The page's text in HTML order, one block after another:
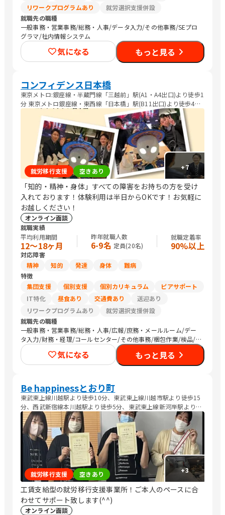
リワークプログラムあり
就労選択支援併設
就職先の職種
一般事務・営業事務/総務・人事/データ入力/その他事務/SEプロ
グラマ/社内情報システム
気になる もっと見る
コンフィデンス日本橋
東京メトロ:銀座線・半蔵門線「三越前」駅(A1・A4出口)より徒歩1
分 東京メトロ銀座線・東西線「日本橋」駅(B11出口)より徒歩4分
都営地下鉄都営浅草線「日本橋」駅より徒歩5分
+7
就労移行支援 空きあり
「知的・精神・身体」すべての障害をお持ちの方を受け
入れております！体験利用は半日からOKです！お気軽に
お越しください！
オンライン面談
就職実績
平均利用期間
12〜18ヶ月
昨年就職人数
6-9名 定員(20名)
就職定着率
90%以上
対応障害
精神
知的 発達 身体
難病
特徴
集団支援
個別支援 個別カリキュラム
ピアサポート
IT特化
昼食あり 交通費あり
送迎あり
リワークプログラムあり
就労選択支援併設
就職先の職種
一般事務・営業事務/総務・人事/広報/庶務・メールルーム/デー
タ入力/財務・経理/コールセンター/その他事務/梱包作業/検品/
組立・組付け/その他軽作業/バックヤード・商品管理/調理師/清
掃/農作業/その他気になる もっと見る
Be happinessとおり町
東武東上線川越駅より徒歩10分、東武東上線川越市駅より徒歩15
分、西武新宿線本川越駅より徒歩5分、東武東上線新河岸駅より自
転車で10分
+3
就労移行支援 空きあり
工賃支給型の就労移行支援事業所！ご本人のペースに合
わせてサポート致します(^^)
オンライン面談